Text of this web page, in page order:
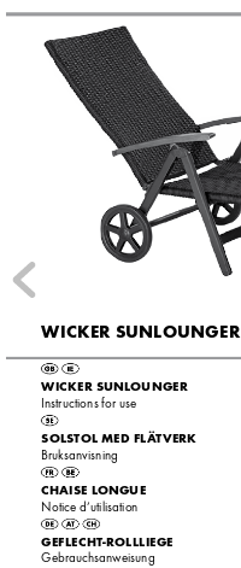
WICKER SUNLOUNGER
WICKER SUNLOUNGER
Instructions for use
CHAISE LONGUE
Notice d’utilisation
GEFLECHT-ROLLLIEGE
Gebrauchsanweisung
SOLSTOL MED FLÄTVERK
Bruksanvisning